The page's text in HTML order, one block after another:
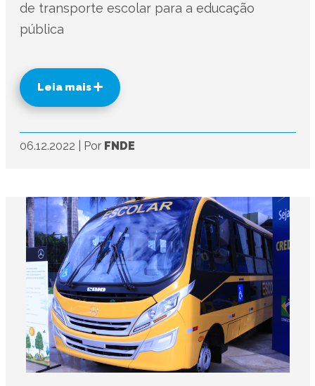
de transporte escolar para a educação
pública
Leia mais
06.12.2022 Por FNDE